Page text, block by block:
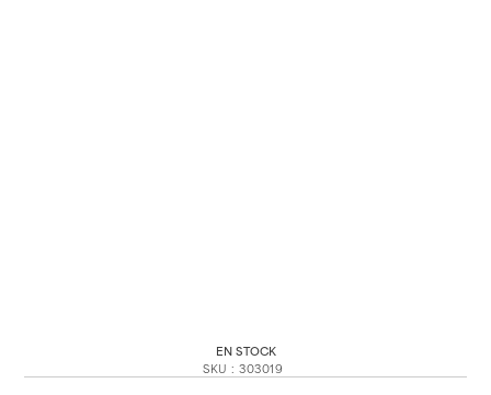
EN STOCK
SKU : 303019